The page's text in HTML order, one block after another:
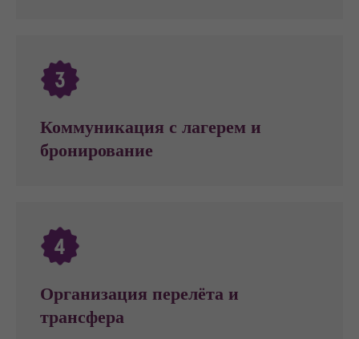
Коммуникация с лагерем и
бронирование
Организация перелёта и
трансфера